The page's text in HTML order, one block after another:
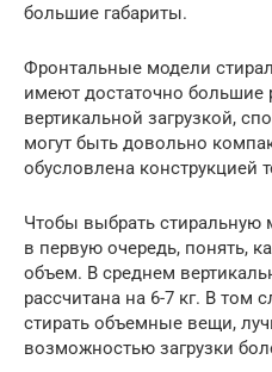
большие габариты.
Фронтальные модели
имеют достаточно большие
вертикальной загрузкой,
могут быть довольно
обусловлена конструкцией
Чтобы выбрать
в первую очередь, понять,
объем. В среднем
рассчитана на 6-7 кг. В том
стирать объемные вещи,
возможностью загрузки